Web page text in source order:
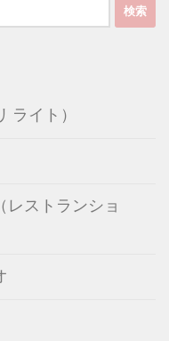
ライト）
ストランショ